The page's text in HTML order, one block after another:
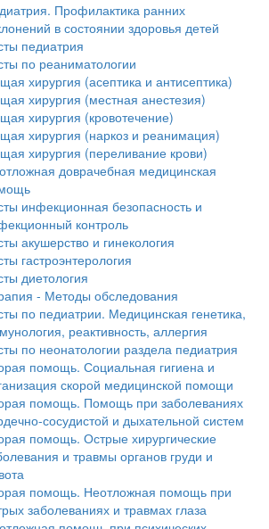
Профилактика ранних
в состоянии здоровья детей
педиатрия
по реаниматологии
хирургия (асептика и антисептика)
хирургия (местная анестезия)
хирургия (кровотечение)
хирургия (наркоз и реанимация)
хирургия (переливание крови)
доврачебная медицинская
инфекционная безопасность и
контроль
акушерство и гинекология
гастроэнтерология
диетология
- Методы обследования
по педиатрии. Медицинская генетика,
реактивность, аллергия
по неонатологии раздела педиатрия
помощь. Социальная гигиена и
скорой медицинской помощи
помощь. Помощь при заболеваниях
сосудистой и дыхательной систем
помощь. Острые хирургические
и травмы органов груди и
помощь. Неотложная помощь при
заболеваниях и травмах глаза